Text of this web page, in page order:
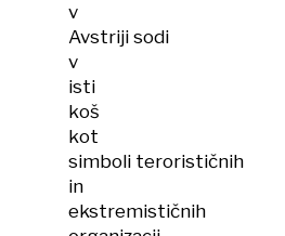
v
Avstriji sodi
v
isti
koš
kot
simboli terorističnih
in
ekstremističnih